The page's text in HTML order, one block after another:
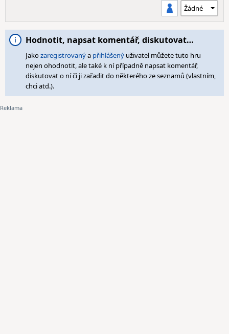
Hodnotit, napsat komentář, diskutovat…
Jakozaregistrovanýa přihlášený uživatel můžete tuto hru
nejen ohodnotit, ale také k ní případně napsat komentář,
diskutovat o ní či ji zařadit do některého ze seznamů (vlastním,
chci atd.).